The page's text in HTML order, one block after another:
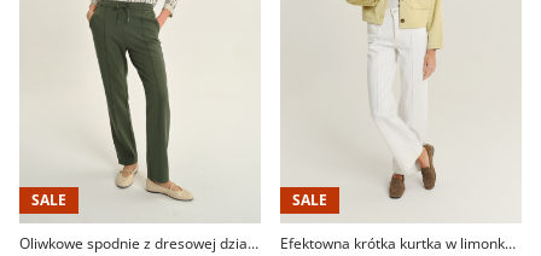
SALE
Oliwkowe spodnie z dresowej dzianiny
SALE
Efektowna krótka kurtka w limonkowym kolorze